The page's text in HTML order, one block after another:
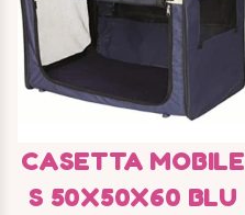
CASETTA MOBILE
S 50X50X60 BLU